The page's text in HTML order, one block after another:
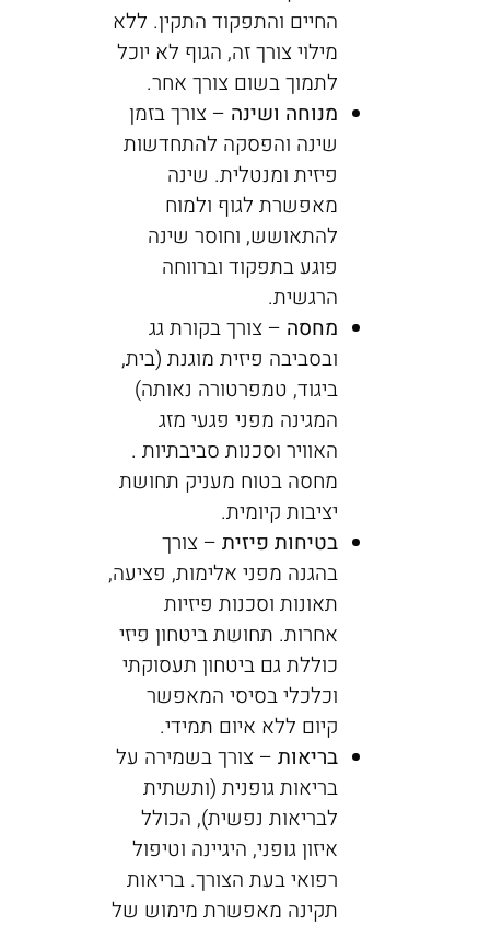
החיים והתפקוד התקין. ללא
מילוי צורך זה, הגוף לא יוכל
לתמוך בשום צורך אחר.
מנוחה ושינה– צורך בזמן
שינה והפסקה להתחדשות
פיזית ומנטלית. שינה
מאפשרת לגוף ולמוח
להתאושש, וחוסר שינה
פוגע בתפקוד וברווחה
הרגשית.
מחסה– צורך בקורת גג
ובסביבה פיזית מוגנת (בית,
ביגוד, טמפרטורה נאותה)
המגינה מפני פגעי מזג
האוויר וסכנות סביבתיות .
מחסה בטוח מעניק תחושת
יציבות קיומית.
בטיחות פיזית– צורך
בהגנה מפני אלימות, פציעה,
תאונות וסכנות פיזיות
אחרות. תחושת ביטחון פיזי
כוללת גם ביטחון תעסוקתי
וכלכלי בסיסי המאפשר
קיום ללא איום תמידי.
בריאות– צורך בשמירה על
בריאות גופנית (ותשתית
לבריאות נפשית), הכולל
איזון גופני, היגיינה וטיפול
רפואי בעת הצורך. בריאות
תקינה מאפשרת מימוש של